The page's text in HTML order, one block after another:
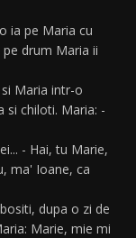
ia pe Maria cu
drum Maria ii
Maria intr-o
si chiloti. Maria: -
- Hai, tu Marie,
ma' Ioane, ca
dupa o zi de
Marie, mie mi